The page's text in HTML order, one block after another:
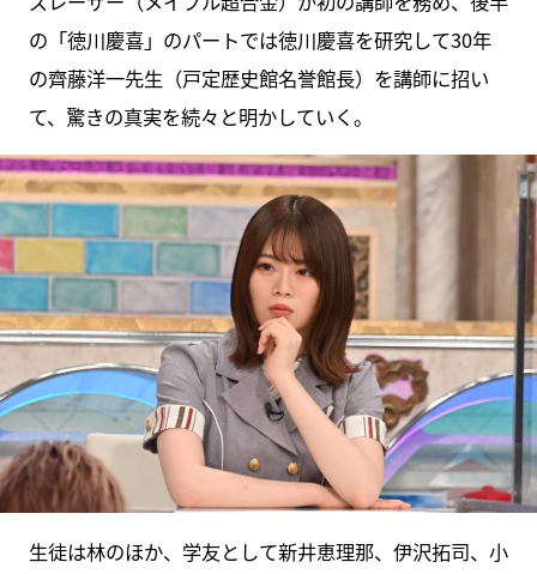
の「徳川慶喜」のパートでは徳川慶喜を研究して30年
の齊藤洋一先生（戸定歴史館名誉館長）を講師に招い
て、驚きの真実を続々と明かしていく。
生徒は林のほか、学友として新井恵理那、伊沢拓司、小